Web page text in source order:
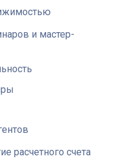
и мастер-
расчетного счета